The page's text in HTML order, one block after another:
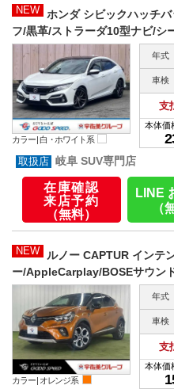
NEW
ホンダ シビックハッチ
フ/黒革/ストラーダ10型ナビ/シ
カラー |白・ホワイト系
年式
車検
支
本体価
岐阜 SUV専門店
在庫確認
来店予約
（無料）
LINE
（
NEW
ルノー CAPTUR インテ
ー/AppleCarplay/BOSEサウン
カラー | オレンジ系
年式
車検
支
本体価